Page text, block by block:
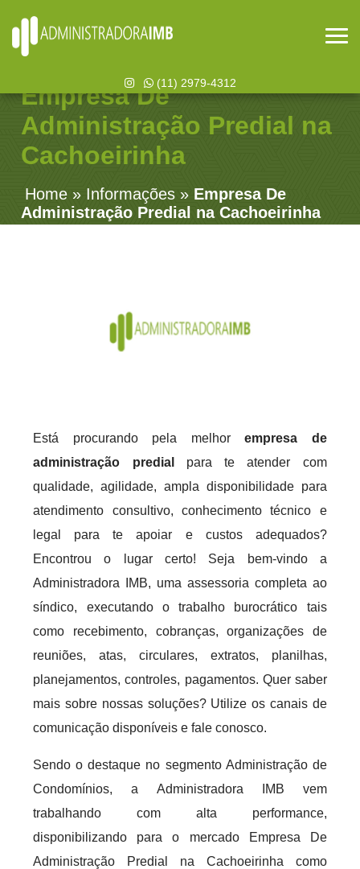
(11) 2979-4312
Empresa De
Administração Predial na
Cachoeirinha
Home » Informações » Empresa De
Administração Predial na Cachoeirinha
Está procurando pela melhorempresa de
administração predial
para te atender com
qualidade, agilidade, ampla disponibilidade para
atendimento consultivo, conhecimento técnico e
legal para te apoiar e custos adequados?
Encontrou o lugar certo! Seja bem-vindo a
Administradora IMB, uma assessoria completa ao
síndico, executando o trabalho burocrático tais
como recebimento, cobranças, organizações de
reuniões, atas, circulares, extratos, planilhas,
planejamentos, controles, pagamentos. Quer saber
mais sobre nossas soluções? Utilize os canais de
comunicação disponíveis e fale conosco.
Sendo o destaque no segmento Administração de
Condomínios, a Administradora IMB vem
trabalhando com alta performance,
disponibilizando para o mercado Empresa De
Administração Predial na Cachoeirinha como